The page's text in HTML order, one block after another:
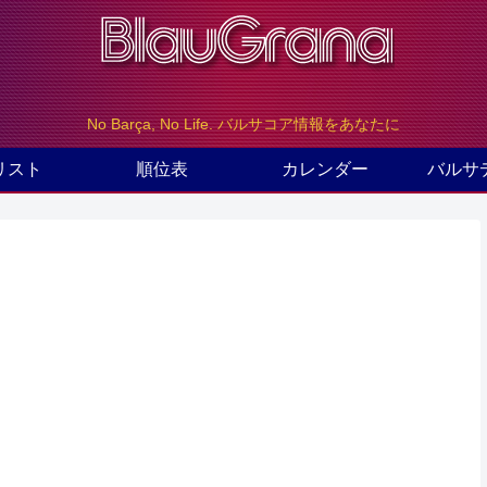
No Barça, No Life. バルサコア情報をあなたに
スト 順位表 カレンダー バルサ